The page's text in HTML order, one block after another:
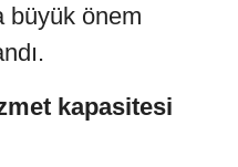
büyük önem
kapasitesi